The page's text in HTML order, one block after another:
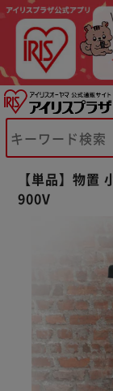
【単品】物置
900V
※ご確認